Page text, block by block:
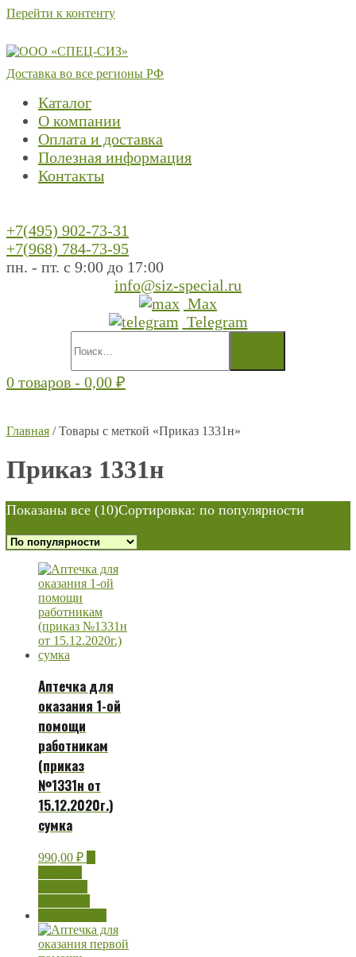
Перейти к контенту
Доставка во все регионы РФ
Каталог
О компании
Оплата и доставка
Полезная информация
Контакты
+7(495) 902-73-31
+7(968) 784-73-95
пн. - пт. с 9:00 до 17:00
info@siz-special.ru
Max
Telegram
0 товаров - 0,00 ₽
Главная / Товары с меткой «Приказ 1331н»
Приказ 1331н
Показаны все (10)Сортировка: по популярности
Аптечка для
оказания 1-ой
помощи
работникам
(приказ
№1331н от
15.12.2020г.)
сумка
990,00 ₽